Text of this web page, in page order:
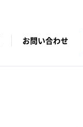
お問い合わせ